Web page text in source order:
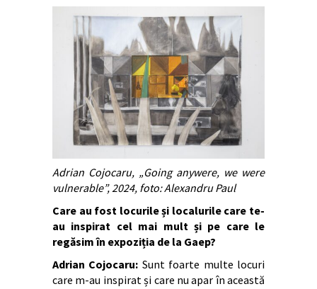
Adrian Cojocaru, „Going anywere, we were
vulnerable”, 2024, foto: Alexandru Paul
Care au fost locurile și localurile care te-
au inspirat cel mai mult și pe care le
regăsim în expoziția de la Gaep?
Adrian Cojocaru: Sunt foarte multe locuri
care m-au inspirat și care nu apar în această